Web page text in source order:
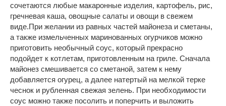
сочетаются любые макаронные изделия, картофель, рис,
гречневая каша, овощные салаты и овощи в свежем
виде.При желании из равных частей майонеза и сметаны,
а также измельченных маринованных огурчиков можно
приготовить необычный соус, который прекрасно
подойдет к котлетам, приготовленным на гриле. Сначала
майонез смешивается со сметаной, затем к нему
добавляется огурец, а далее натертый на мелкой терке
чеснок и рубленная свежая зелень. При необходимости
соус можно также посолить и поперчить и выложить